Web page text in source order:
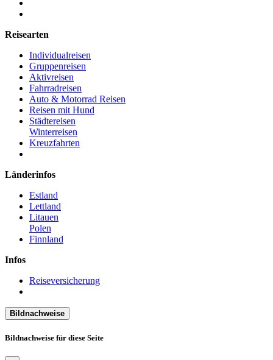
Reisearten
Individualreisen
Gruppenreisen
Aktivreisen
Fahrradreisen
Auto & Motorrad Reisen
Reisen mit Hund
Städtereisen
Winterreisen
Kreuzfahrten
Länderinfos
Estland
Lettland
Litauen
Polen
Finnland
Infos
Reiseversicherung
Bildnachweise
Bildnachweise für diese Seite